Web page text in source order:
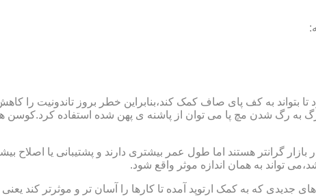
به کف پای صاف کمک کند،بنابراین خطر بروز تاندونیت را کاهش
به رگ شدن مچ پا می توان از پاشنه ی پهن شده استفاده
گرانتر هستند اما طول عمر بیشتری دارند و پشتیبانی یا اصلاح
تواند به همان اندازه موثر واقع شود.
جدیدی که به کمک ارتوپد آمده تا کارها را آسان تر و موثرتر کند